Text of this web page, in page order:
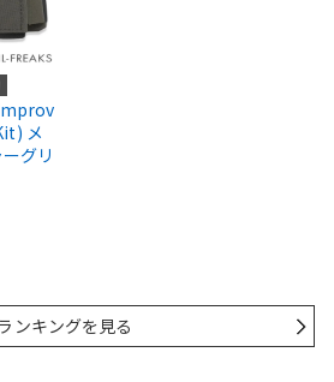
メ
グリ
ンキングを見る